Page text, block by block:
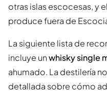
otras islas escocesas, y
produce fuera de
La siguiente lista de
incluye unwhisky single
ahumado. La destilería
detallada sobre cómo